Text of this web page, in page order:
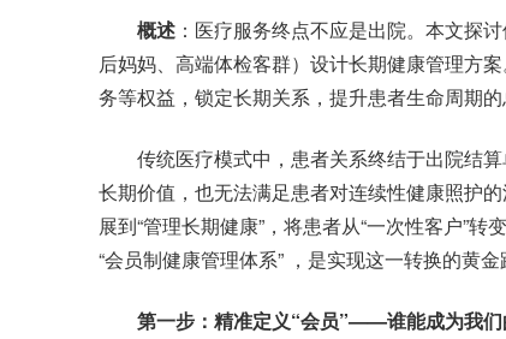
概述 ：医疗服务终点不应是出院。本文探
后妈妈、高端体检客群）设计长期健康管理方
务等权益，锁定长期关系，提升患者生命周期的
传统医疗模式中，患者关系终结于出院结算
长期价值，也无法满足患者对连续性健康照护
展到“管理长期健康”，将患者从“一次性客户”
“会员制健康管理体系” ，是实现这一转换的黄金
第一步：精准定义“会员”——谁能成为我们